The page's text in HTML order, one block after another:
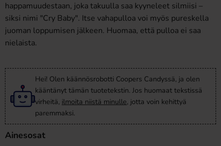
happamuudestaan, joka takuulla saa kyyneleet silmiisi –
siksi nimi "Cry Baby". Itse vahapulloa voi myös pureskella
juoman loppumisen jälkeen. Huomaa, että pulloa ei saa
nielaista.
Hei! Olen käännösrobotti Coopers Candyssä, ja olen
kääntänyt tämän tuotetekstin. Jos huomaat tekstissä
virheitä, ilmoita niistä minulle, jotta voin kehittyä
paremmaksi.
Ainesosat